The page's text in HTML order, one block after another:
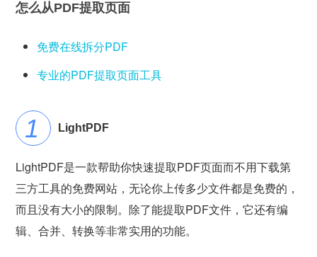
怎么从PDF提取页面
免费在线拆分PDF
专业的PDF提取页面工具
LightPDF
LightPDF是一款帮助你快速提取PDF页面而不用下载第
三方工具的免费网站，无论你上传多少文件都是免费的，
而且没有大小的限制。除了能提取PDF文件，它还有编
辑、合并、转换等非常实用的功能。